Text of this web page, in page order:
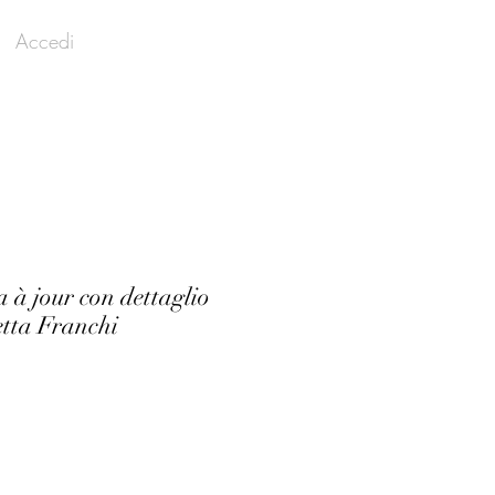
Accedi
à jour con dettaglio
Franchi